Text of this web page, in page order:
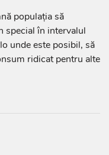
populația să
special în intervalul
unde este posibil, să
ridicat pentru alte